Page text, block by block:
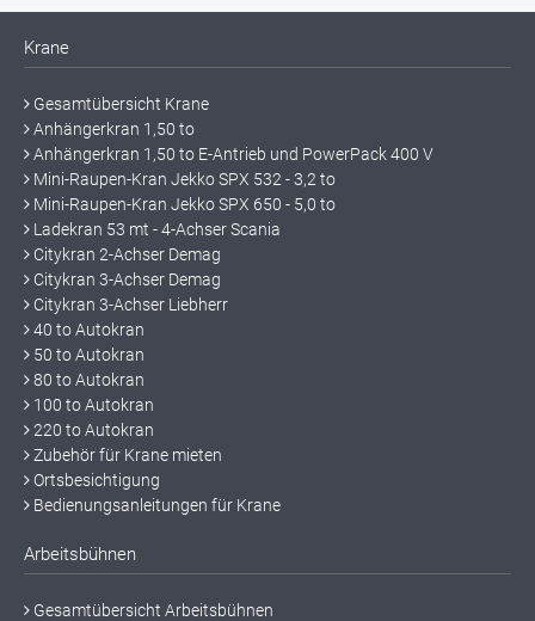
Krane
Gesamtübersicht Krane
Anhängerkran 1,50 to
Anhängerkran 1,50 to E-Antrieb und PowerPack 400 V
Mini-Raupen-Kran Jekko SPX 532 - 3,2 to
Mini-Raupen-Kran Jekko SPX 650 - 5,0 to
Ladekran 53 mt - 4-Achser Scania
Citykran 2-Achser Demag
Citykran 3-Achser Demag
Citykran 3-Achser Liebherr
40 to Autokran
50 to Autokran
80 to Autokran
100 to Autokran
220 to Autokran
Zubehör für Krane mieten
Ortsbesichtigung
Bedienungsanleitungen für Krane
Arbeitsbühnen
Gesamtübersicht Arbeitsbühnen